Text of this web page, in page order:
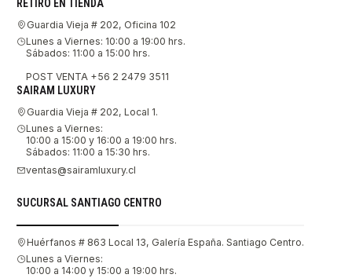
RETIRO EN TIENDA
Guardia Vieja # 202, Oficina 102
Lunes a Viernes: 10:00 a 19:00 hrs.
Sábados: 11:00 a 15:00 hrs.
POST VENTA +56 2 2479 3511
SAIRAM LUXURY
Guardia Vieja # 202, Local 1.
Lunes a Viernes:
10:00 a 15:00 y 16:00 a 19:00 hrs.
Sábados: 11:00 a 15:30 hrs.
ventas@sairamluxury.cl
SUCURSAL SANTIAGO CENTRO
Huérfanos # 863 Local 13, Galería España. Santiago Centro.
Lunes a Viernes:
10:00 a 14:00 y 15:00 a 19:00 hrs.